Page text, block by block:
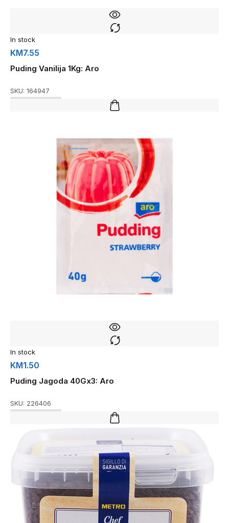
In stock
KM7.55
Puding Vanilija 1Kg: Aro
SKU: 164947
In stock
KM1.50
Puding Jagoda 40Gx3: Aro
SKU: 226406